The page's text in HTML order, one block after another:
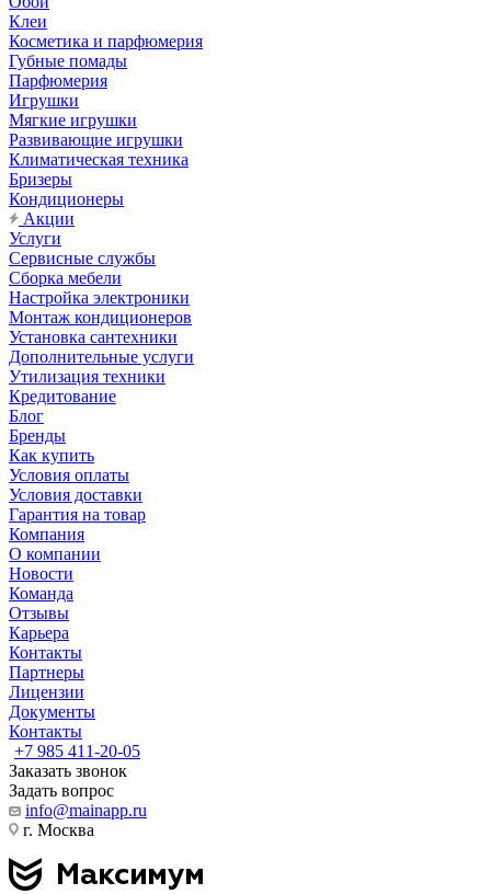
Клеи
Косметика и парфюмерия
Губные помады
Парфюмерия
Игрушки
Мягкие игрушки
Развивающие игрушки
Климатическая техника
Бризеры
Кондиционеры
Акции
Услуги
Сервисные службы
Сборка мебели
Настройка электроники
Монтаж кондиционеров
Установка сантехники
Дополнительные услуги
Утилизация техники
Кредитование
Блог
Бренды
Как купить
Условия оплаты
Условия доставки
Гарантия на товар
Компания
О компании
Новости
Команда
Отзывы
Карьера
Контакты
Партнеры
Лицензии
Документы
Контакты
+7 985 411-20-05
Заказать звонок
Задать вопрос
info@mainapp.ru
г. Москва